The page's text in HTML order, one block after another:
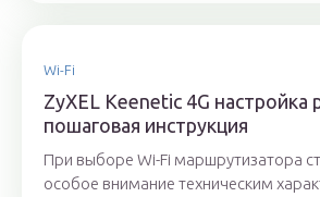
Wi-Fi
ZyXEL Keenetic 4G
пошаговая инструкция
При выборе Wi-Fi маршрутизатора
особое внимание техническим